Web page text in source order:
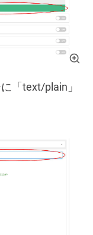
「text/plain」